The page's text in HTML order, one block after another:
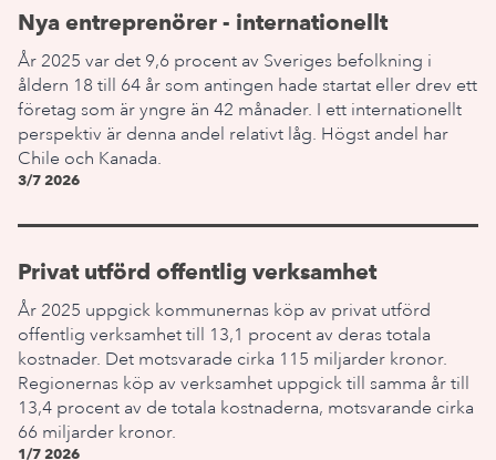
Nya entreprenörer - internationellt
År 2025 var det 9,6 procent av Sveriges befolkning i
åldern 18 till 64 år som antingen hade startat eller drev ett
företag som är yngre än 42 månader. I ett internationellt
perspektiv är denna andel relativt låg. Högst andel har
Chile och Kanada.
3/7 2026
Privat utförd offentlig verksamhet
År 2025 uppgick kommunernas köp av privat utförd
offentlig verksamhet till 13,1 procent av deras totala
kostnader. Det motsvarade cirka 115 miljarder kronor.
Regionernas köp av verksamhet uppgick till samma år till
13,4 procent av de totala kostnaderna, motsvarande cirka
66 miljarder kronor.
1/7 2026